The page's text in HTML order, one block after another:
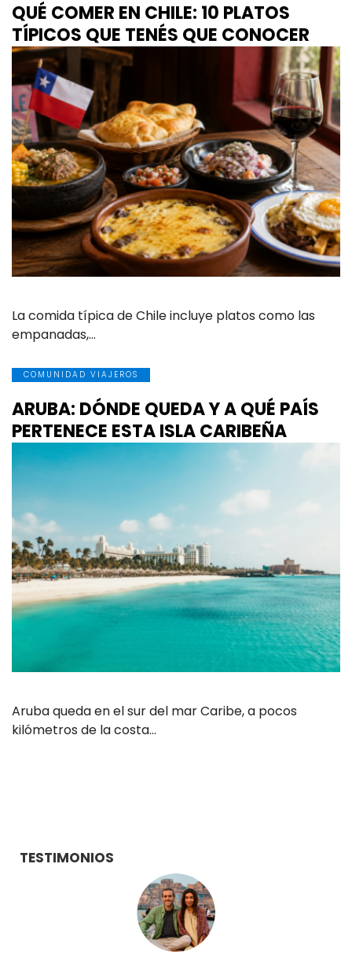
QUÉ COMER EN CHILE: 10 PLATOS
TÍPICOS QUE TENÉS QUE CONOCER
La comida típica de Chile incluye platos como las
empanadas,…
COMUNIDAD VIAJEROS
ARUBA: DÓNDE QUEDA Y A QUÉ PAÍS
PERTENECE ESTA ISLA CARIBEÑA
Aruba queda en el sur del mar Caribe, a pocos
kilómetros de la costa…
TESTIMONIOS